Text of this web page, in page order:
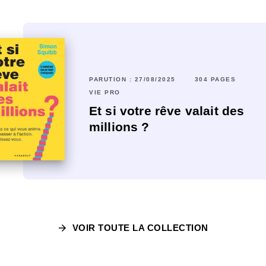
PAGES
: 31/01/2024
176 PAGES
PRO
en moins de 2
PARUTION : 27/08/2025
304 PAGES
VIE PRO
Et si votre rêve valait des
millions ?
arrow_forward VOIR TOUTE LA COLLECTION